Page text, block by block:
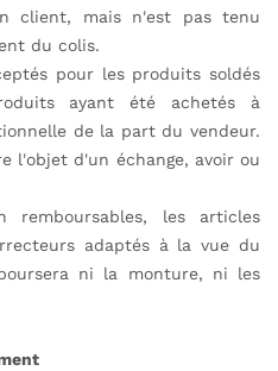
client, mais n'est pas tenu
du colis.
pour les produits soldés
ayant été achetés à
de la part du vendeur.
l'objet d'un échange, avoir ou
remboursables, les articles
adaptés à la vue du
ni la monture, ni les